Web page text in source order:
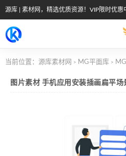
源库 | 素材网，精选优质资源！VIP限时优惠
当前位置： 源库素材网 > MG平面库 >
图片素材 手机应用安装插画扁平场